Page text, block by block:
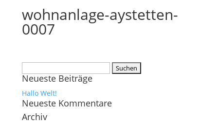
wohnanlage-aystetten-
0007
nach:
Neueste Beiträge
Hallo Welt!
Neueste Kommentare
Archiv